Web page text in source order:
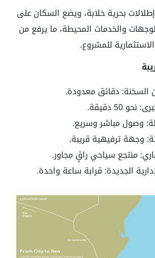
بحرية خلابة، ويضع السكان على
والخدمات المحيطة، ما يرفع من
للمشروع.
السخنة: دقائق معدودة.
50 دقيقة.
وصول مباشر وسريع.
وجهة ترفيهية قريبة.
منتجع سياحي راقٍ مجاور.
الجديدة: قرابة ساعة واحدة.